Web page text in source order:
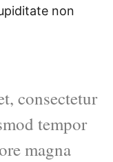
non
consectetur
tempor
magna